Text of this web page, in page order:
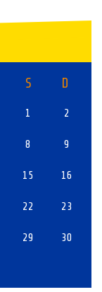
S D
1 2
8 9
15 16
22 23
29 30